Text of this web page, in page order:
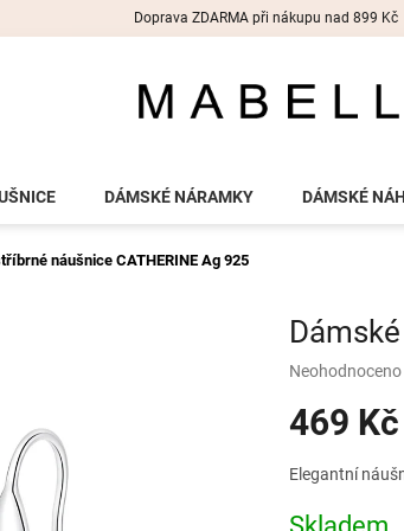
Doprava ZDARMA při nákupu nad 899 Kč
DÁMSKÉ NÁRAMKY DÁMSKÉ
náušnice CATHERINE Ag 925
Průměrné
produktu
je
z
Neohodnoceno
469 Kč
cena:
Elegantní